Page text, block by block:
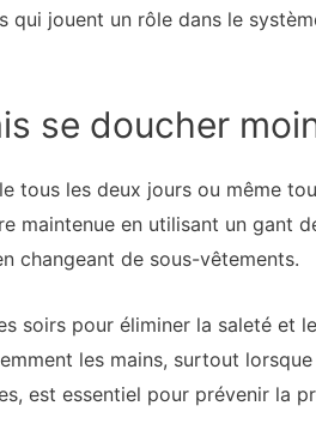
jouent un rôle dans le
se doucher
tous les deux jours ou même
maintenue en utilisant un gant
changeant de sous-vêtements.
soirs pour éliminer la saleté et
les mains, surtout
est essentiel pour prévenir la